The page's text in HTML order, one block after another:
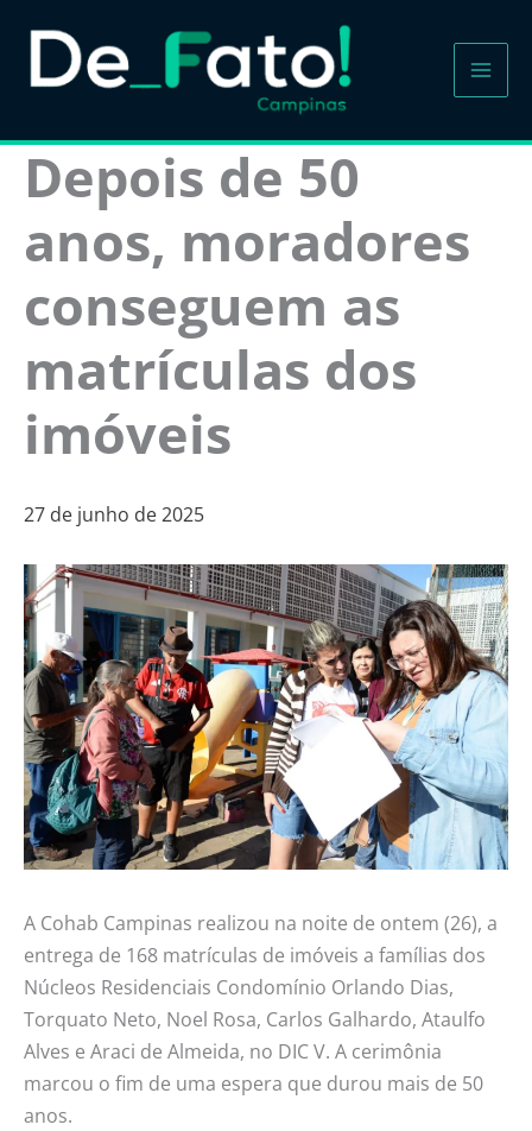
para
Depois de 50
anos, moradores
conseguem as
matrículas dos
imóveis
27 de junho de 2025
A Cohab Campinas realizou na noite de ontem (26), a
entrega de 168 matrículas de imóveis a famílias dos
Núcleos Residenciais Condomínio Orlando Dias,
Torquato Neto, Noel Rosa, Carlos Galhardo, Ataulfo
Alves e Araci de Almeida, no DIC V. A cerimônia
marcou o fim de uma espera que durou mais de 50
anos.